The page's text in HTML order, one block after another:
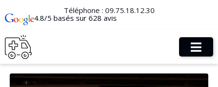
Téléphone : 09.75.18.12.30
4.8/5 basés sur 628 avis